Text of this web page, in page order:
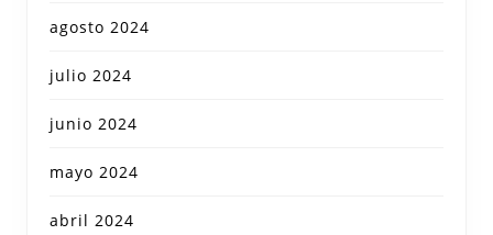
agosto 2024
julio 2024
junio 2024
mayo 2024
abril 2024